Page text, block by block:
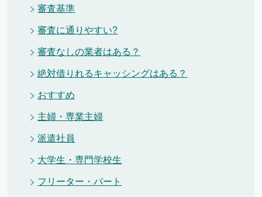
審査基準
審査に通りやすい?
審査なしの業者はある？
絶対借りれるキャッシングはある？
おすすめ
主婦・専業主婦
派遣社員
大学生・専門学校生
フリーター・パート